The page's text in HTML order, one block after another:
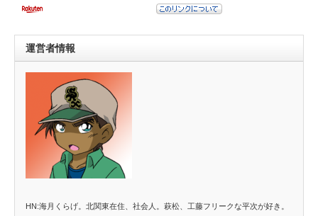
運営者情報
HN:海月くらげ。北関東在住、社会人。萩松、工藤フリークな平次が好き。